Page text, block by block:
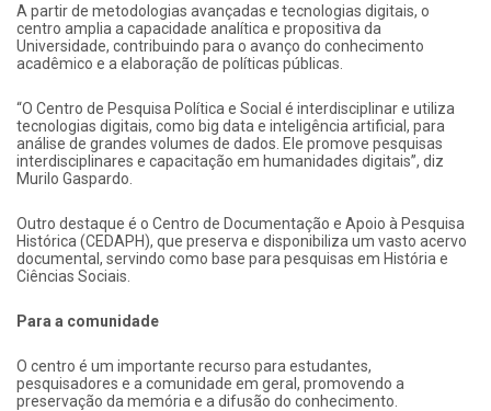
A partir de metodologias avançadas e tecnologias digitais, o
centro amplia a capacidade analítica e propositiva da
Universidade, contribuindo para o avanço do conhecimento
acadêmico e a elaboração de políticas públicas.
“O Centro de Pesquisa Política e Social é interdisciplinar e utiliza
tecnologias digitais, como big data e inteligência artificial, para
análise de grandes volumes de dados. Ele promove pesquisas
interdisciplinares e capacitação em humanidades digitais”, diz
Murilo Gaspardo.
Outro destaque é o Centro de Documentação e Apoio à Pesquisa
Histórica (CEDAPH), que preserva e disponibiliza um vasto acervo
documental, servindo como base para pesquisas em História e
Ciências Sociais.
Para a comunidade
O centro é um importante recurso para estudantes,
pesquisadores e a comunidade em geral, promovendo a
preservação da memória e a difusão do conhecimento.